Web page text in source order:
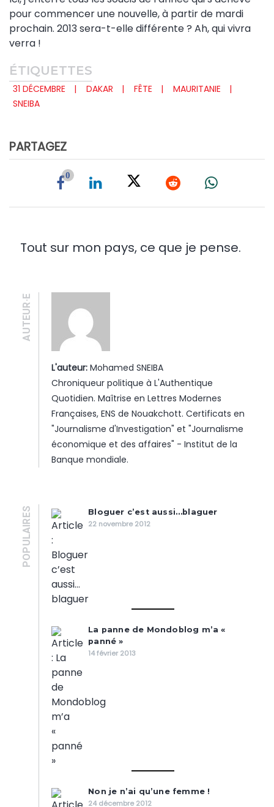
pour commencer une nouvelle, à partir de mardi
prochain. 2013 sera-t-elle différente ? Ah, qui vivra
verra !
ÉTIQUETTES
31 DÉCEMBRE DAKAR FÊTE
MAURITANIE
SNEIBA
PARTAGEZ
0
Tout sur mon pays, ce que je pense.
AUTEUR·E
L'auteur: Mohamed SNEIBA
Chroniqueur politique à L'Authentique
Quotidien. Maîtrise en Lettres Modernes
Françaises, ENS de Nouakchott. Certificats en
"Journalisme d'Investigation" et "Journalisme
économique et des affaires" - Institut de la
Banque mondiale.
POPULAIRES Bloguer c’est aussi…blaguer
22 novembre 2012
La panne de Mondoblog m’a «
panné »
14 février 2013
Non je n’ai qu’une femme !
24 décembre 2012